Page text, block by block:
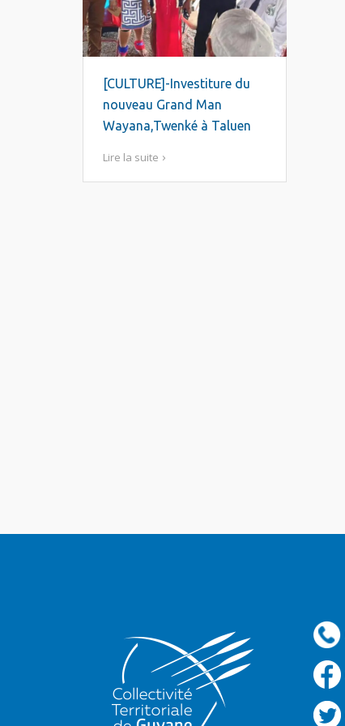
[CULTURE]-Investiture du
nouveau Grand Man
Wayana,Twenké à Taluen
Lire la suite